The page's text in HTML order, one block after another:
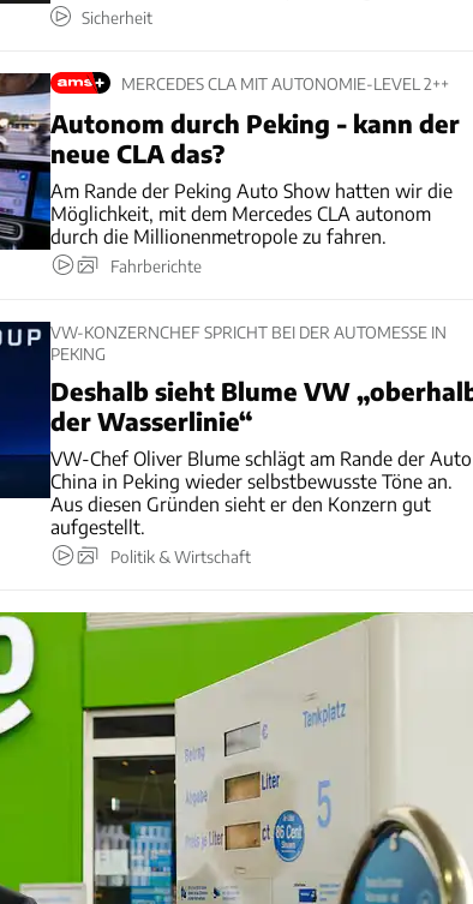
Sicherheit
MERCEDES CLA MIT AUTONOMIE-LEVEL 2++
Autonom durch Peking - kann der
neue CLA das?
Am Rande der Peking Auto Show hatten wir die
Möglichkeit, mit dem Mercedes CLA autonom
durch die Millionenmetropole zu fahren.
Fahrberichte
VW-KONZERNCHEF SPRICHT BEI DER AUTOMESSE IN
PEKING
Deshalb sieht Blume VW
der Wasserlinie“
VW-Chef Oliver Blume schlägt am Rande der Auto
China in Peking wieder selbstbewusste Töne an.
Aus diesen Gründen sieht er den Konzern gut
aufgestellt.
Politik & Wirtschaft